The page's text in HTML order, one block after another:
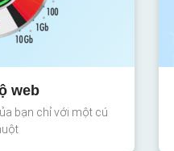
web
bạn chỉ với một cú